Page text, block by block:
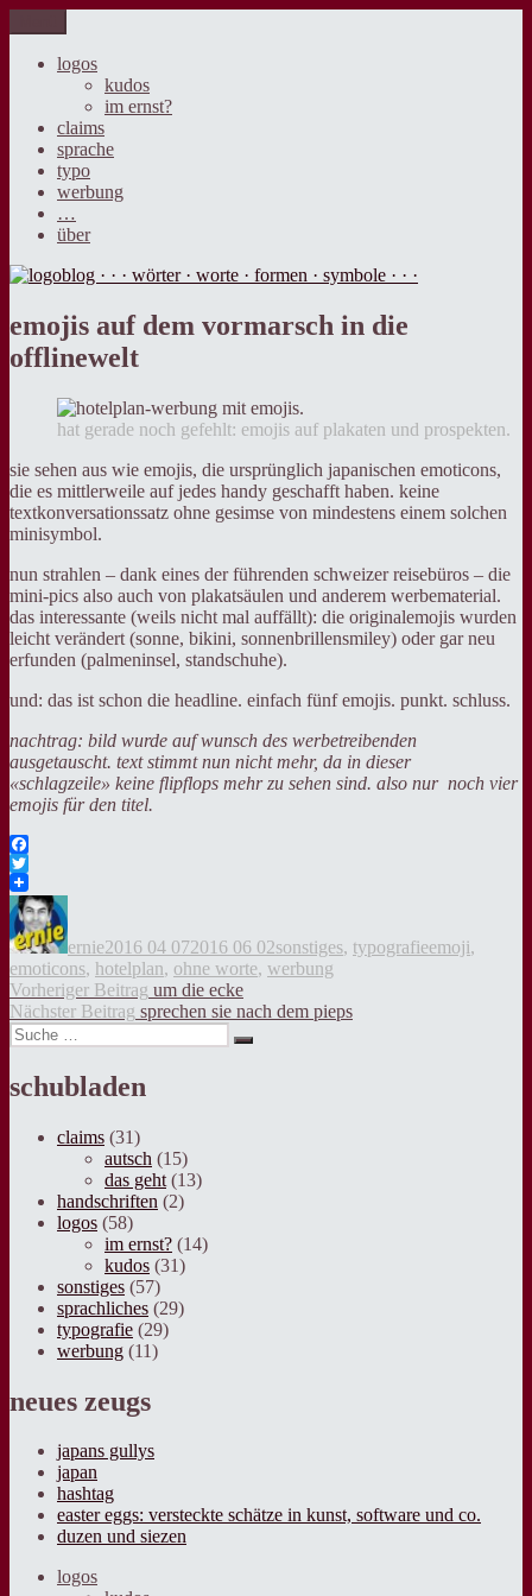
Inhalt
springen
logoblog · · · wörter · worte · formen · symbole · · ·
der blog über sprache, design und werbung.
logos
kudos
im ernst?
claims
sprache
typo
werbung
…
über
emojis auf dem vormarsch in die
offlinewelt
hat gerade noch gefehlt: emojis auf plakaten und prospekten.
sie sehen aus wie emojis, die ursprünglich japanischen emoticons,
die es mittlerweile auf jedes handy geschafft haben. keine
textkonversationssatz ohne gesimse von mindestens einem solchen
minisymbol.
nun strahlen – dank eines der führenden schweizer reisebüros – die
mini-pics also auch von plakatsäulen und anderem werbematerial.
das interessante (weils nicht mal auffällt): die originalemojis wurden
leicht verändert (sonne, bikini, sonnenbrillensmiley) oder gar neu
erfunden (palmeninsel, standschuhe).
und: das ist schon die headline. einfach fünf emojis. punkt. schluss.
nachtrag: bild wurde auf wunsch des werbetreibenden
ausgetauscht. text stimmt nun nicht mehr, da in dieser
«schlagzeile» keine flipflops mehr zu sehen sind. also nur noch vier
emojis für den titel.
Facebook
Twitter
ernie2016 04 072016 06 02sonstiges, typografieemoji,
emoticons, hotelplan, ohne worte, werbung
Beitragsnavigation
Vorheriger Beitrag Vorheriger
Beitrag:
um die ecke
Nächster Beitrag Nächster
Beitrag:
sprechen sie nach dem pieps
Suche
nach:
Suche
schubladen
claims (31)
autsch (15)
das geht (13)
handschriften (2)
logos (58)
im ernst? (14)
kudos (31)
sonstiges (57)
sprachliches (29)
typografie (29)
werbung (11)
neues zeugs
japans gullys
japan
hashtag
easter eggs: versteckte schätze in kunst, software und co.
duzen und siezen
logos